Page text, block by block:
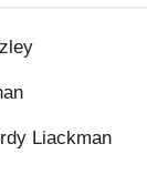
Liackman